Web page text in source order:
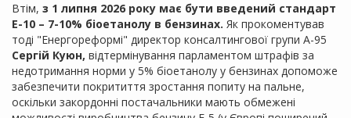
Втім, з 1 липня 2026 року має бути введений стандарт
Е-10 – 7-10% біоетанолу в бензинах. Як прокоментував
тоді "Енергореформі" директор консалтингової групи А-95
Сергій Куюн, відтермінування парламентом штрафів за
недотримання норми у 5% біоетанолу у бензинах допоможе
забезпечити покритиття зростання попиту на пальне,
оскільки закордонні постачальники мають обмежені